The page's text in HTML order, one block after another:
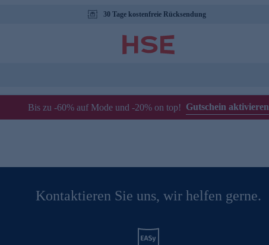
30 Tage kostenfreie Rücksendung
Bis zu -60% auf Mode und -20% on top! Gutschein aktivieren
Kontaktieren Sie uns, wir helfen gerne.